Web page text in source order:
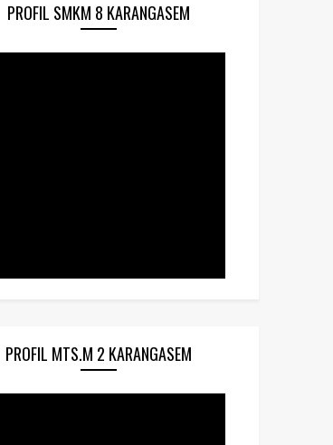
PROFIL SMKM 8 KARANGASEM
PROFIL MTS.M 2 KARANGASEM